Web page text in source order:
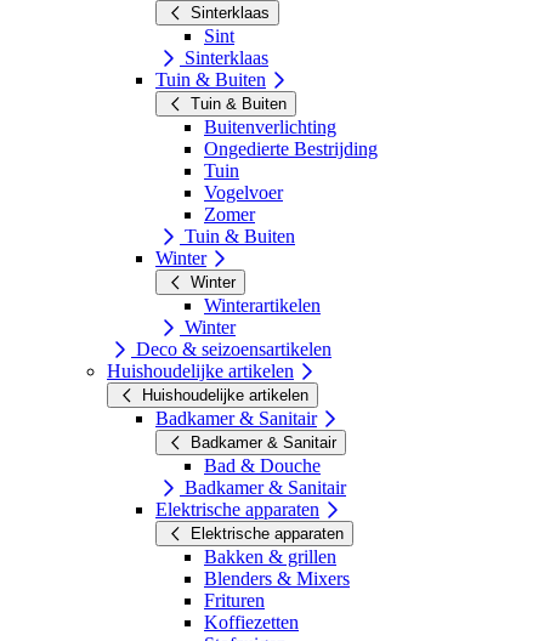
Sinterklaas
Sint
Sinterklaas
Tuin & Buiten
Tuin & Buiten
Buitenverlichting
Ongedierte Bestrijding
Tuin
Vogelvoer
Zomer
Tuin & Buiten
Winter
Winter
Winterartikelen
Winter
Deco & seizoensartikelen
Huishoudelijke artikelen
Huishoudelijke artikelen
Badkamer & Sanitair
Badkamer & Sanitair
Bad & Douche
Badkamer & Sanitair
Elektrische apparaten
Elektrische apparaten
Bakken & grillen
Blenders & Mixers
Frituren
Koffiezetten